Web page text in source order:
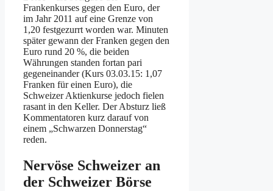
Frankenkurses gegen den Euro, der
im Jahr 2011 auf eine Grenze von
1,20 festgezurrt worden war. Minuten
später gewann der Franken gegen den
Euro rund 20 %, die beiden
Währungen standen fortan pari
gegeneinander (Kurs 03.03.15: 1,07
Franken für einen Euro), die
Schweizer Aktienkurse jedoch fielen
rasant in den Keller. Der Absturz ließ
Kommentatoren kurz darauf von
einem „Schwarzen Donnerstag“
reden.
Nervöse Schweizer an
der Schweizer Börse